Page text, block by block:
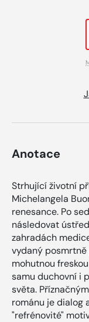
Anotace
Strhující životní
Michelangela
renesance. Po
následovat
zahradách
vydaný posmrtně
mohutnou
samu duchovní i
světa.
románu je dialog
"refrénovité"